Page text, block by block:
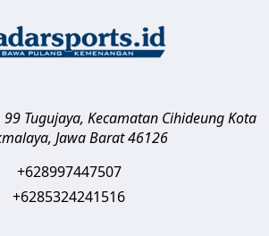
99 Tugujaya, Kecamatan CihideungKota
, Jawa Barat 46126
+628997447507
+6285324241516